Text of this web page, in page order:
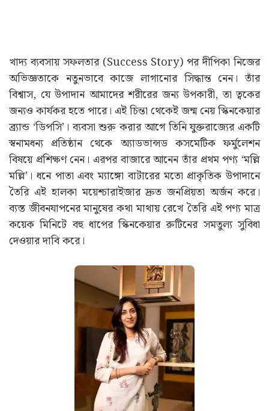
খাদ্য ব্যবসায় সফলতার (Success Story) পর দীপিকা নিজের
অভিজ্ঞতাকে নতুনভাবে কাজে লাগানোর সিদ্ধান্ত নেন। তাঁর
বিশ্বাস, যে উপাদান আমাদের শরীরের জন্য উপকারী, তা ত্বকের
জন্যও কার্যকর হতে পারে। এই চিন্তা থেকেই জন্ম নেয় স্কিনকেয়ার
ব্র্যান্ড ‘ডিপসি’। ব্যবসা শুরু করার আগে তিনি যুক্তরাজ্যের একটি
বিষয়ে প্রশিক্ষণ নেন। এরপর বাজারে আনেন তাঁর প্রথম পণ্য ‘মল্লি
মল্লি’। ধনে পাতা এবং ম্যাঙ্গো বাটারের মতো প্রাকৃতিক উপাদানে
তৈরি এই হালকা ময়েশ্চারাইজার দ্রুত জনপ্রিয়তা অর্জন করে।
ব্যস্ত জীবনযাপনের মানুষের কথা মাথায় রেখে তৈরি এই পণ্য মাত্র
কয়েক মিনিটে বহু ধাপের স্কিনকেয়ার রুটিনের সমতুল্য সুবিধা
দেওয়ার দাবি করে।